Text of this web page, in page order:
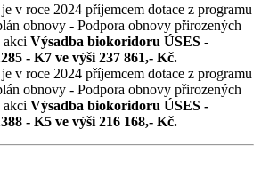
v roce 2024 příjemcem dotace z programu
obnovy - Podpora obnovy přirozených
Výsadba biokoridoru ÚSES -
- K7 ve výši 237 861,- Kč.
v roce 2024 příjemcem dotace z programu
obnovy - Podpora obnovy přirozených
Výsadba biokoridoru ÚSES -
- K5 ve výši 216 168,- Kč.